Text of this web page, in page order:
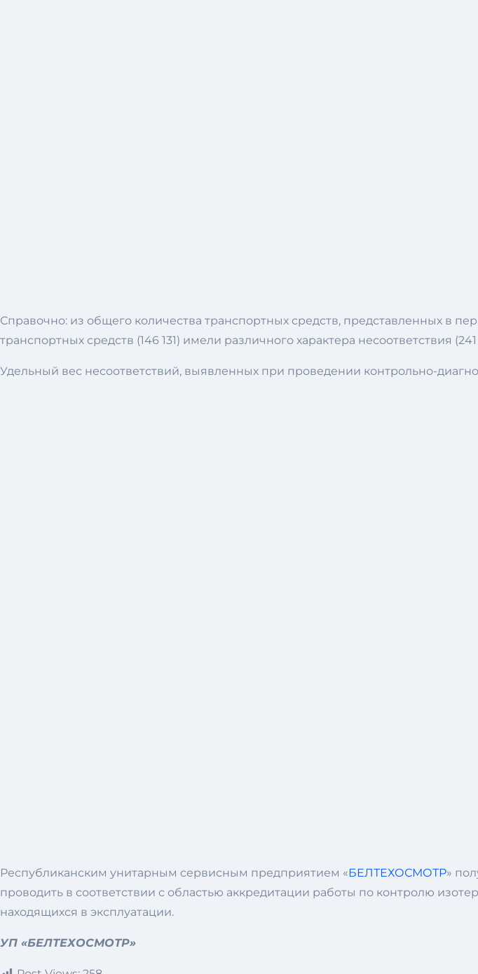
Справочно: из общего количества транспортных средств, представленных в
транспортных средств (146 131) имели различного характера несоответствия
Удельный вес несоответствий, выявленных при проведении контрольно-
Республиканским унитарным сервисным предприятием «БЕЛТЕХОСМОТР»
проводить в соответствии с областью аккредитации работы по контролю
находящихся в эксплуатации.
УП «БЕЛТЕХОСМОТР»